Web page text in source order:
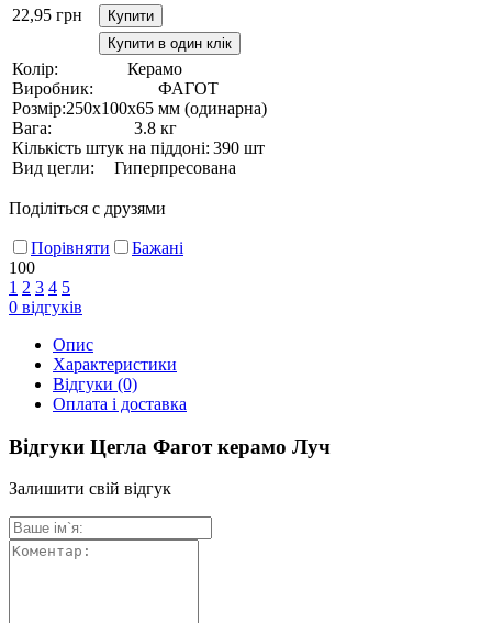
22,95 грн
Купити
Купити в один клік
Колір:
Керамо
Виробник:
ФАГОТ
Розмір:250х100х65 мм (одинарна)
Вага:
3.8 кг
Кількість штук на піддоні: 390 шт
Вид цегли:
Гиперпресована
Поділіться с друзями
Порівняти
Бажані
100
1 2 3 4 5
0 відгуків
Опис
Характеристики
Відгуки (0)
Оплата і доставка
Відгуки Цегла Фагот керамо Луч
Залишити свій відгук